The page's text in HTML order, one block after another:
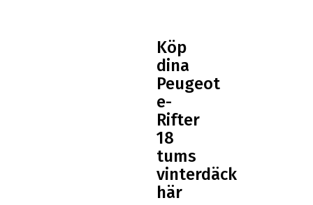
Köp
dina
Peugeot
e-
Rifter
18
tums
vinterdäck
här